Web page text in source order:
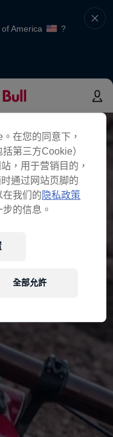
America
?
在您的同意下，
第三方Cookie）
，用于营销目的，
通过网站页脚的
我们的 隐私政策
的信息。
全部允許